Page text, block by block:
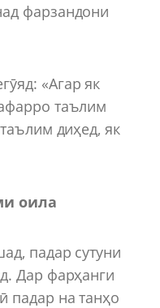
фарзандони
«Агар як
таълим
диҳед, як
оила
падар сутуни
Дар фарҳанги
падар на танҳо